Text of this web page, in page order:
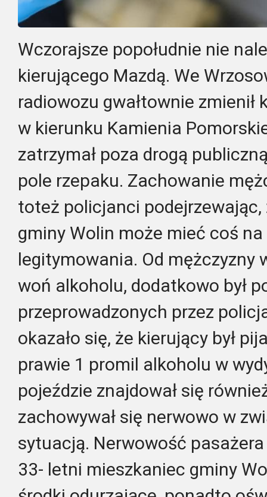
Wczorajsze popołudnie nie
kierującego Mazdą. We
radiowozu gwałtownie zmienił
w kierunku Kamienia
zatrzymał poza drogą
pole rzepaku. Zachowanie
toteż policjanci
gminy Wolin może mieć coś
legitymowania. Od mężczyzny
woń alkoholu, dodatkowo był
przeprowadzonych przez
okazało się, że kierujący był
prawie 1 promil alkoholu w
pojeździe znajdował się
zachowywał się nerwowo w
sytuacją. Nerwowość
33- letni mieszkaniec gminy